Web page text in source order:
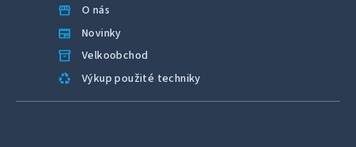
storefront O nás
newspaper Novinky
inventory_2 Velkoobchod
recycling Výkup použité techniky